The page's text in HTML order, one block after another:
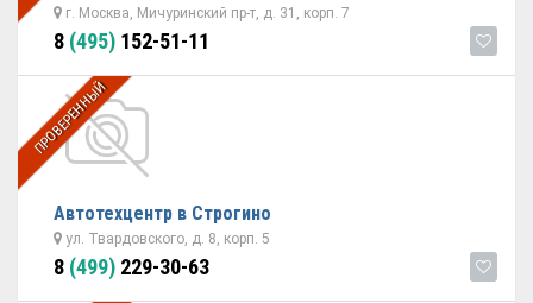
г. Москва, Мичуринский пр-т, д. 31, корп. 7
8 (495) 152-51-11
ПРОВЕРЕННЫЙ
Автотехцентр в Строгино
ул. Твардовского, д. 8, корп. 5
8 (499) 229-30-63